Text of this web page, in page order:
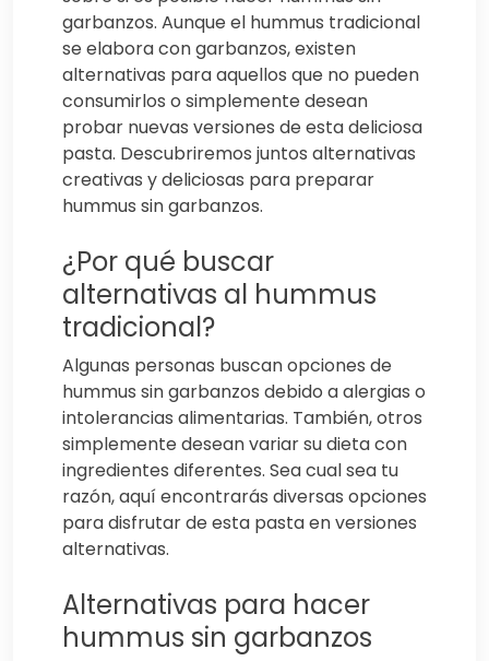
garbanzos. Aunque el hummus tradicional
se elabora con garbanzos, existen
alternativas para aquellos que no pueden
consumirlos o simplemente desean
probar nuevas versiones de esta deliciosa
pasta. Descubriremos juntos alternativas
creativas y deliciosas para preparar
hummus sin garbanzos.
¿Por qué buscar
alternativas al hummus
tradicional?
Algunas personas buscan opciones de
hummus sin garbanzos debido a alergias o
intolerancias alimentarias. También, otros
simplemente desean variar su dieta con
ingredientes diferentes. Sea cual sea tu
razón, aquí encontrarás diversas opciones
para disfrutar de esta pasta en versiones
alternativas.
Alternativas para hacer
hummus sin garbanzos